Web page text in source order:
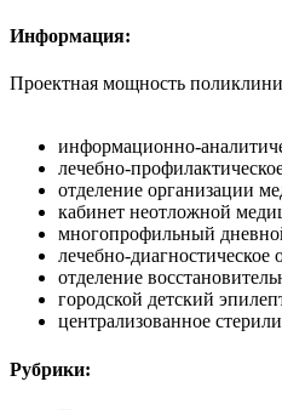
Информация:
Проектная мощность
информационно-
лечебно-
отделение организации
кабинет неотложной
многопрофильный
лечебно-диагностическое
отделение
городской детский
централизованное
Рубрики: